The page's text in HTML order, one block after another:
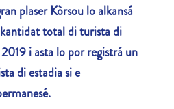
plaser Kòrsou lo alkansá
total di turista di
i asta lo por registrá un
di estadia si e